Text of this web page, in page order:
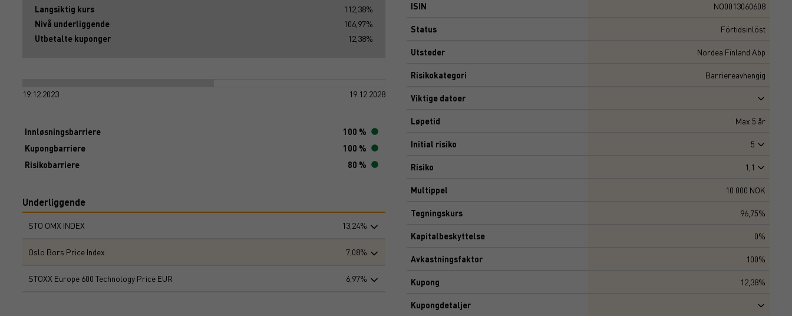
Langsiktig kurs
112,38%
Nivå underliggende
106,97%
Utbetalte kuponger
12,38%
19.12.2023 19.12.2028
Innløsningsbarriere
100 %
Kupongbarriere
100 %
Risikobarriere
80 %
Underliggende
STO OMX INDEX 13,24%
Oslo Bors Price Index 7,08%
STOXX Europe 600 Technology Price EUR 6,97%
ISIN NO0013060608
Status Förtidsinlöst
Utsteder Nordea Finland Abp
Risikokategori Barriereavhengig
Viktige datoer
Løpetid Max 5 år
Initial risiko 5
Risiko 1,1
Multippel 10 000 NOK
Tegningskurs 96,75%
Kapitalbeskyttelse 0%
Avkastningsfaktor 100%
Kupong 12,38%
Kupongdetaljer